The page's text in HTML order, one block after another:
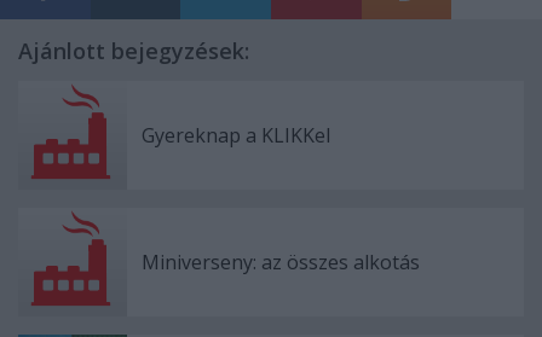
Ajánlott bejegyzések:
Gyereknap a KLIKKel
Miniverseny: az összes alkotás